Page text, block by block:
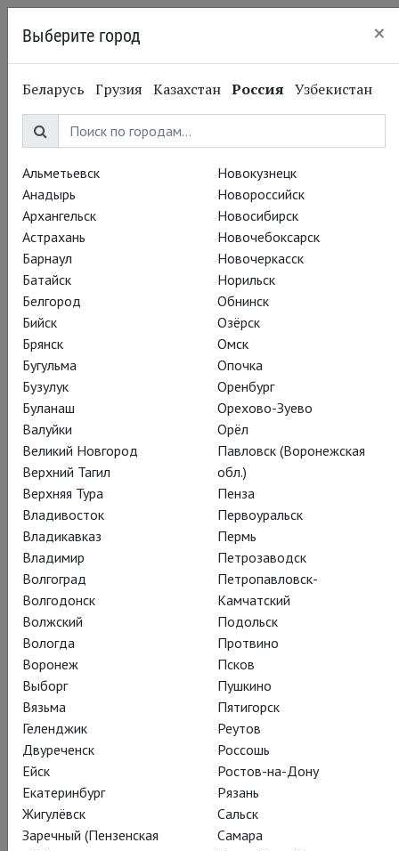
Выберите город ×
Беларусь Грузия Казахстан Россия Узбекистан
Альметьевск
Анадырь
Архангельск
Астрахань
Барнаул
Батайск
Белгород
Бийск
Брянск
Бугульма
Бузулук
Буланаш
Валуйки
Великий Новгород
Верхний Тагил
Верхняя Тура
Владивосток
Владикавказ
Владимир
Волгоград
Волгодонск
Волжский
Вологда
Воронеж
Выборг
Вязьма
Геленджик
Двуреченск
Ейск
Екатеринбург
Жигулёвск
Заречный (Пензенская
Новокузнецк
Новороссийск
Новосибирск
Новочебоксарск
Новочеркасск
Норильск
Обнинск
Озёрск
Омск
Опочка
Оренбург
Орехово-Зуево
Орёл
Павловск (Воронежская
обл.)
Пенза
Первоуральск
Пермь
Петрозаводск
Петропавловск-
Камчатский
Подольск
Протвино
Псков
Пушкино
Пятигорск
Реутов
Россошь
Ростов-на-Дону
Рязань
Сальск
Самара